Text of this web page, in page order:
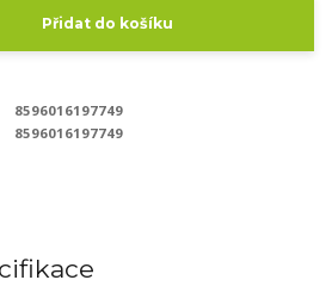
Přidat do košíku
8596016197749
8596016197749